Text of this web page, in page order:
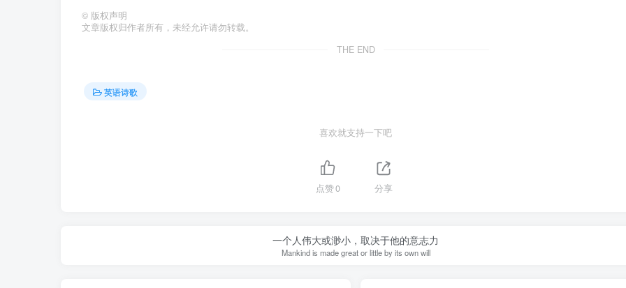
© 版权声明
文章版权归作者所有，未经允许请勿转载。
THE END
英语诗歌
喜欢就支持一下吧
点赞0 分享
一个人伟大或渺小，取决于他的意志力
Mankind is made great or little by its own will